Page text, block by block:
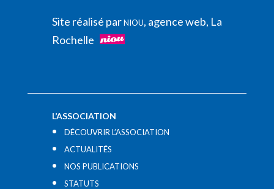
Site réalisé parNIOU, agence web, La
Rochelle
L’ASSOCIATION
DÉCOUVRIR L’ASSOCIATION
ACTUALITÉS
NOS PUBLICATIONS
STATUTS